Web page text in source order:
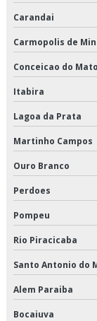
Entrega de
Entrega de
Entrega de
Entrega de
Entregas
Entregas
Frete carga
Logística cross
Logística de
Carandai
Carmopolis de
Conceicao do
Itabira
Lagoa da Prata
Martinho Campos
Ouro Branco
Perdoes
Pompeu
Rio Piracicaba
Santo Antonio do
Alem Paraiba
Bocaiuva